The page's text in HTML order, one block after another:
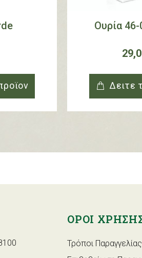
Ουρία 46-
Δειτε
ΟΡΟΙ
Τρόποι Παραγγελίας